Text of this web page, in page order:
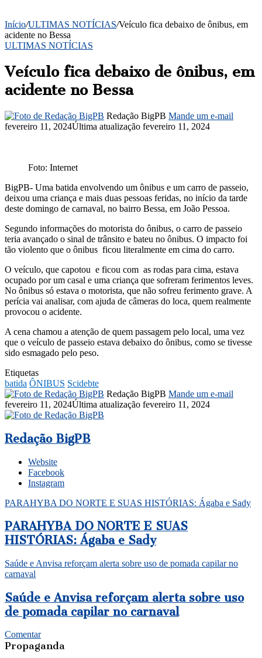
Início/ULTIMAS NOTÍCIAS/Veículo fica debaixo de ônibus, em
acidente no Bessa
ULTIMAS NOTÍCIAS
Veículo fica debaixo de ônibus, em
acidente no Bessa
Redação BigPB Mande um e-mail
fevereiro 11, 2024Última atualização fevereiro 11, 2024
Foto: Internet
BigPB- Uma batida envolvendo um ônibus e um carro de passeio,
deixou uma criança e mais duas pessoas feridas, no início da tarde
deste domingo de carnaval, no bairro Bessa, em João Pessoa.
Segundo informações do motorista do ônibus, o carro de passeio
teria avançado o sinal de trânsito e bateu no ônibus. O impacto foi
tão violento que o ônibus ficou literalmente em cima do carro.
O veículo, que capotou e ficou com as rodas para cima, estava
ocupado por um casal e uma criança que sofreram ferimentos leves.
No ônibus só estava o motorista, que não sofreu ferimento grave. A
perícia vai analisar, com ajuda de câmeras do loca, quem realmente
provocou o acidente.
A cena chamou a atenção de quem passagem pelo local, uma vez
que o veículo de passeio estava debaixo do ônibus, como se tivesse
sido esmagado pelo peso.
Etiquetas
batida ÔNIBUS Scidebte
Redação BigPB Mande um e-mail
fevereiro 11, 2024Última atualização fevereiro 11, 2024
Redação BigPB
Website
Facebook
Instagram
PARAHYBA DO NORTE E SUAS HISTÓRIAS: Ágaba e Sady
PARAHYBA DO NORTE E SUAS
HISTÓRIAS: Ágaba e Sady
Saúde e Anvisa reforçam alerta sobre uso de pomada capilar no
carnaval
Saúde e Anvisa reforçam alerta sobre uso
de pomada capilar no carnaval
Comentar
Propaganda